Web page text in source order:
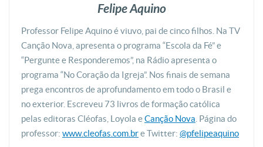
Felipe Aquino
Professor Felipe Aquino é viuvo, pai de cinco filhos. Na TV
Canção Nova, apresenta o programa “Escola da Fé” e
“Pergunte e Responderemos”, na Rádio apresenta o
programa “No Coração da Igreja”. Nos finais de semana
prega encontros de aprofundamento em todo o Brasil e
no exterior. Escreveu 73 livros de formação católica
pelas editoras Cléofas, Loyola eCanção Nova . Página do
professor: www.cleofas.com.bre Twitter: @pfelipeaquino